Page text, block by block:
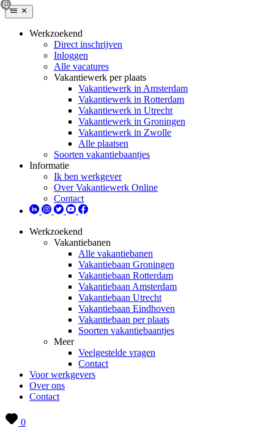
Werkzoekend
Direct inschrijven
Inloggen
Alle vacatures
Vakantiewerk per plaats
Vakantiewerk in Amsterdam
Vakantiewerk in Rotterdam
Vakantiewerk in Utrecht
Vakantiewerk in Groningen
Vakantiewerk in Zwolle
Alle plaatsen
Soorten vakantiebaantjes
Informatie
Ik ben werkgever
Over Vakantiewerk Online
Contact
Werkzoekend
Vakantiebanen
Alle vakantiebanen
Vakantiebaan Groningen
Vakantiebaan Rotterdam
Vakantiebaan Amsterdam
Vakantiebaan Utrecht
Vakantiebaan Eindhoven
Vakantiebaan per plaats
Soorten vakantiebaantjes
Meer
Veelgestelde vragen
Contact
Voor werkgevers
Over ons
Contact
0